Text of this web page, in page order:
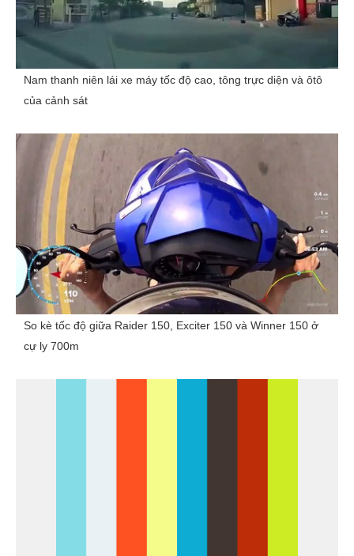
Nam thanh niên lái xe máy tốc độ cao, tông trực diện và ôtô
của cảnh sát
So kè tốc độ giữa Raider 150, Exciter 150 và Winner 150 ở
cự ly 700m